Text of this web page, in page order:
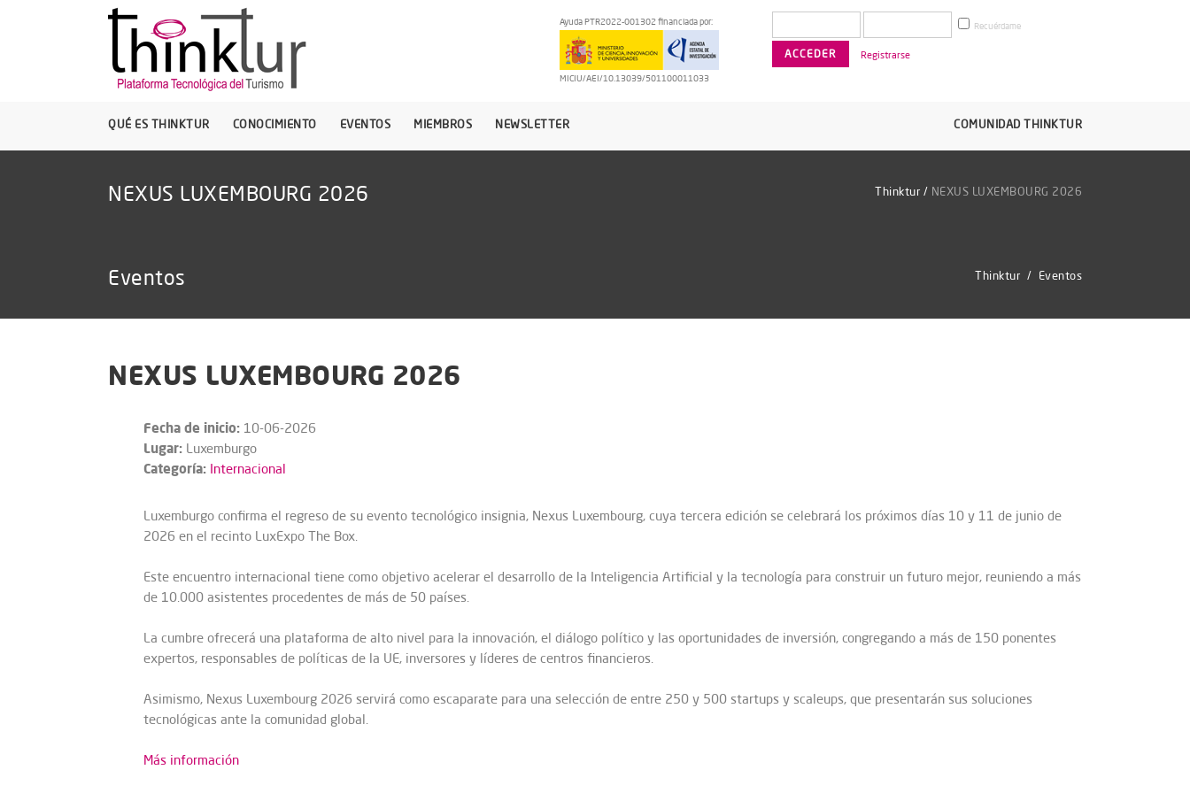
Ayuda PTR2022-001302 financiada por:
MICIU/AEI/10.13039/501100011033
Recuérdame
Registrarse
QUÉ ES THINKTUR CONOCIMIENTO EVENTOS MIEMBROS NEWSLETTER COMUNIDAD THINKTUR
NEXUS LUXEMBOURG 2026 Thinktur / NEXUS LUXEMBOURG 2026
Eventos Thinktur / Eventos
NEXUS LUXEMBOURG 2026
Fecha de inicio: 10-06-2026
Lugar: Luxemburgo
Categoría: Internacional
Luxemburgo confirma el regreso de su evento tecnológico insignia, Nexus Luxembourg, cuya tercera edición se celebrará los próximos días 10 y 11 de junio de
2026 en el recinto LuxExpo The Box.
Este encuentro internacional tiene como objetivo acelerar el desarrollo de la Inteligencia Artificial y la tecnología para construir un futuro mejor, reuniendo a más
de 10.000 asistentes procedentes de más de 50 países.
La cumbre ofrecerá una plataforma de alto nivel para la innovación, el diálogo político y las oportunidades de inversión, congregando a más de 150 ponentes
expertos, responsables de políticas de la UE, inversores y líderes de centros financieros.
Asimismo, Nexus Luxembourg 2026 servirá como escaparate para una selección de entre 250 y 500 startups y scaleups, que presentarán sus soluciones
tecnológicas ante la comunidad global.
Más información